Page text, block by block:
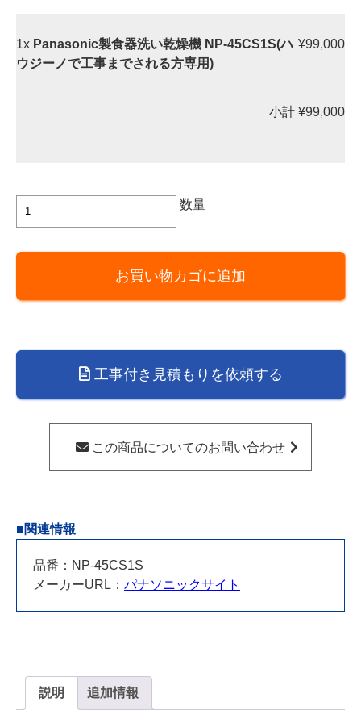
1x Panasonic製食器洗い乾燥機 NP-45CS1S(ハ
ウジーノで工事までされる方専用)
¥99,000
小計 ¥99,000
数量
Panasonic
製
い
機
45CS1S(ハ
事
れ
用)
個
お買い物カゴに追加
工事付き見積もりを依頼する
この商品についてのお問い合わせ
■関連情報
品番：NP-45CS1S
メーカーURL： パナソニックサイト
説明 追加情報